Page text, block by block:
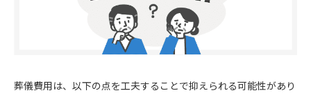
葬儀費用は、以下の点を工夫することで抑えられる可能性があり